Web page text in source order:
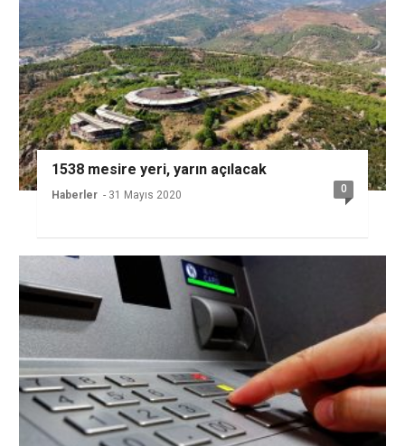
1538 mesire yeri, yarın açılacak
Haberler - 31 Mayıs 2020 0